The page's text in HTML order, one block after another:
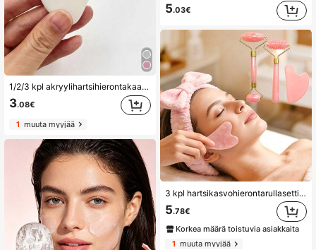
1/2/3 kpl akryylihartsihierontakaavin, sydämenmuotoinen gua sha -työkalu kylpylään, ryppyjen vastainen, kauneudenhoito, ihonhoito, kylpylä, itsehoito, ihonhoitotyökalut, kasvojenhoito, kauneudenhoitotarvikkeet, hieronta, kasvojen hierontatyökalu, kasvorulla
3.08€
1muuta myyjää
5.03€
3 kpl hartsikasvohierontarullasetti, sopii kasvoille, vartalolle, kaulalle, silmille, gua sha -laudalle, ryppyjä ehkäiseville kauneudenhoitovälineille
5.78€
Korkea määrä toistuvia asiakkaita
1muuta myyjää